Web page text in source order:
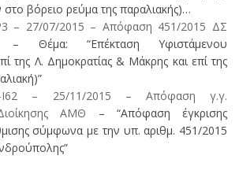
στο βόρειο ρεύμα της παραλιακής)…
– 27/07/2015 – Απόφαση 451/2015 ΔΣ
– Θέμα: “Επέκταση Υφιστάμενου
της Λ. Δημοκρατίας & Μάκρης και επί της
– 25/11/2015 – Απόφαση γ.γ.
ΑΜΘ – “Απόφαση έγκρισης
σύμφωνα με την υπ. αριθμ. 451/2015